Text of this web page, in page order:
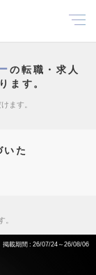
の転職・求人
ます。
ます。
た
。
掲載期間 26/07/24～26/08/06